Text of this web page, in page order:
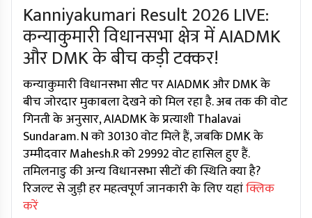
Kanniyakumari Result 2026 LIVE:
कन्याकुमारी विधानसभा क्षेत्र में AIADMK
और DMK के बीच कड़ी टक्कर!
कन्याकुमारी विधानसभा सीट पर AIADMK और DMK के
बीच जोरदार मुकाबला देखने को मिल रहा है. अब तक की वोट
गिनती के अनुसार, AIADMK के प्रत्याशी Thalavai
Sundaram. N को 30130 वोट मिले हैं, जबकि DMK के
उम्मीदवार Mahesh.R को 29992 वोट हासिल हुए हैं.
तमिलनाडु की अन्य विधानसभा सीटों की स्थिति क्या है?
रिजल्ट से जुड़ी हर महत्वपूर्ण जानकारी के लिए यहांक्लिक
करें